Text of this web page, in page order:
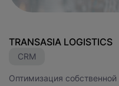
TRANSASIA LOGISTICS
CRM
Оптимизация